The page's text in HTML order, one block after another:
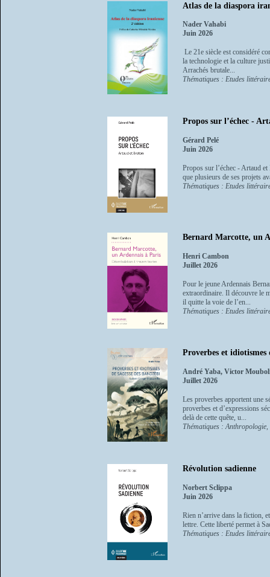
Atlas de la diaspora
Nader Vahabi
Juin 2026
Le 21e siècle est considéré
la technologie et la culture
Arrachés brutale...
Thématiques : Etudes
Propos sur l’échec -
Gérard Pelé
Juin 2026
Propos sur l’échec - Artaud
que plusieurs de ses projets
Thématiques : Etudes
Bernard Marcotte, un
Henri Cambon
Juillet 2026
Pour le jeune Ardennais
extraordinaire. Il découvre le
il quitte la voie de l’en...
Thématiques : Etudes
Proverbes et idiotismes
André Yaba, Victor
Juillet 2026
Les proverbes apportent une
proverbes et d’expressions
delà de cette quête, u...
Thématiques :
Révolution sadienne
Norbert Sclippa
Juin 2026
Rien n’arrive dans la fiction,
lettre. Cette liberté permet à
Thématiques : Etudes